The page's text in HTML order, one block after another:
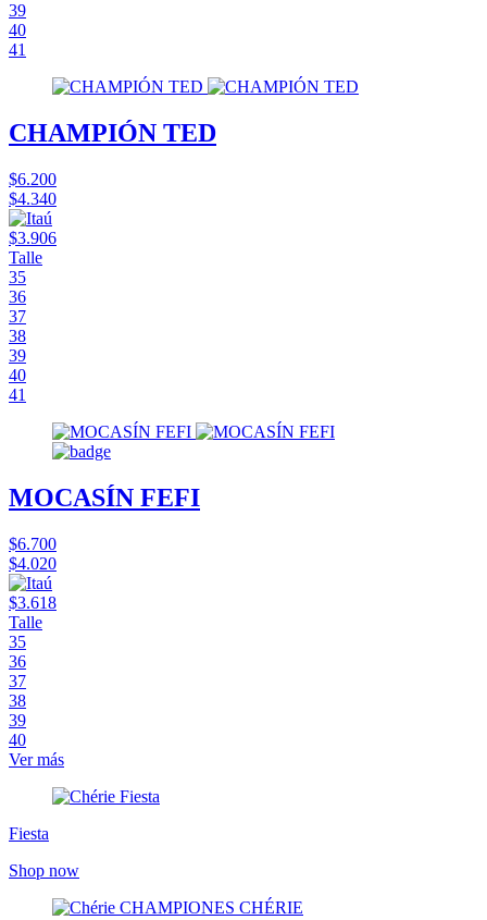
39
40
41
CHAMPIÓN TED
$6.200
$4.340
$3.906
Talle
35
36
37
38
39
40
41
MOCASÍN FEFI
$6.700
$4.020
$3.618
Talle
35
36
37
38
39
40
Ver más
Fiesta
Shop now